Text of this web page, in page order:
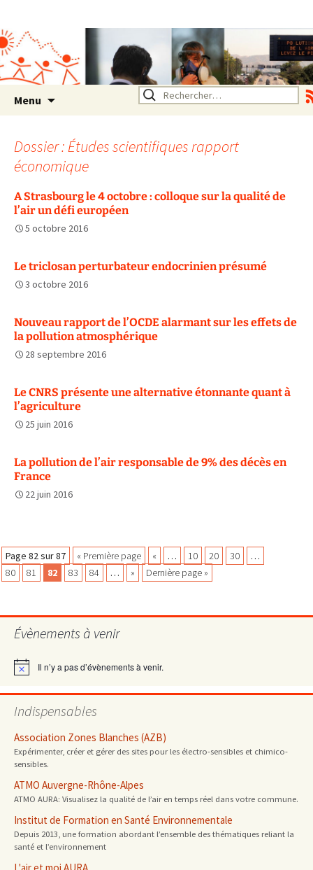
Rhône Alpes
Un environnement sain pour
la santé de tous
Menu Rechercher :
Dossier : Études scientifiques rapport
économique
A Strasbourg le 4 octobre : colloque sur la qualité de
l’air un défi européen
5 octobre 2016
Le triclosan perturbateur endocrinien présumé
3 octobre 2016
Nouveau rapport de l’OCDE alarmant sur les effets de
la pollution atmosphérique
28 septembre 2016
Le CNRS présente une alternative étonnante quant à
l’agriculture
25 juin 2016
La pollution de l’air responsable de 9% des décès en
France
22 juin 2016
Navigation
des
articles
Page 82 sur 87 « Première page « … 10 20 30
…
80
81 82 83 84 … » Dernière page »
Évènements à venir
Notice Il n’y a pas d’évènements à venir.
Indispensables
Association Zones Blanches (AZB)
Expérimenter, créer et gérer des sites pour les électro-sensibles et chimico-
sensibles.
ATMO Auvergne-Rhône-Alpes
ATMO AURA: Visualisez la qualité de l’air en temps réel dans votre commune.
Institut de Formation en Santé Environnementale
Depuis 2013, une formation abordant l’ensemble des thématiques reliant la
santé et l’environnement